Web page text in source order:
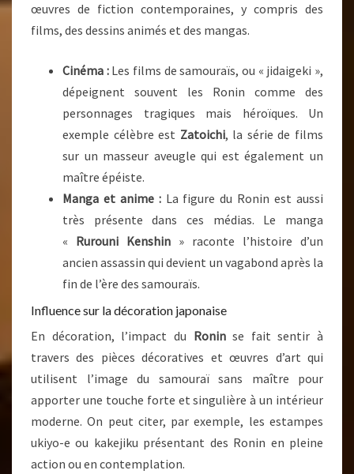
œuvres de fiction contemporaines, y compris des
films, des dessins animés et des mangas.
Cinéma :Les films de samouraïs, ou « jidaigeki »,
dépeignent souvent les Ronin comme des
personnages tragiques mais héroïques. Un
exemple célèbre est Zatoichi, la série de films
sur un masseur aveugle qui est également un
maître épéiste.
Manga et anime :La figure du Ronin est aussi
très présente dans ces médias. Le manga
« Rurouni Kenshin » raconte l’histoire d’un
ancien assassin qui devient un vagabond après la
fin de l’ère des samouraïs.
Influence sur la décoration japonaise
En décoration, l’impact du Roninse fait sentir à
travers des pièces décoratives et œuvres d’art qui
utilisent l’image du samouraï sans maître pour
apporter une touche forte et singulière à un intérieur
moderne. On peut citer, par exemple, les estampes
ukiyo-e ou kakejiku présentant des Ronin en pleine
action ou en contemplation.